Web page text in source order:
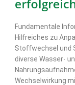
Fundamentale
Hilfreiches zu
Stoffwechsel und
diverse Wasser-
Wechselwirkung